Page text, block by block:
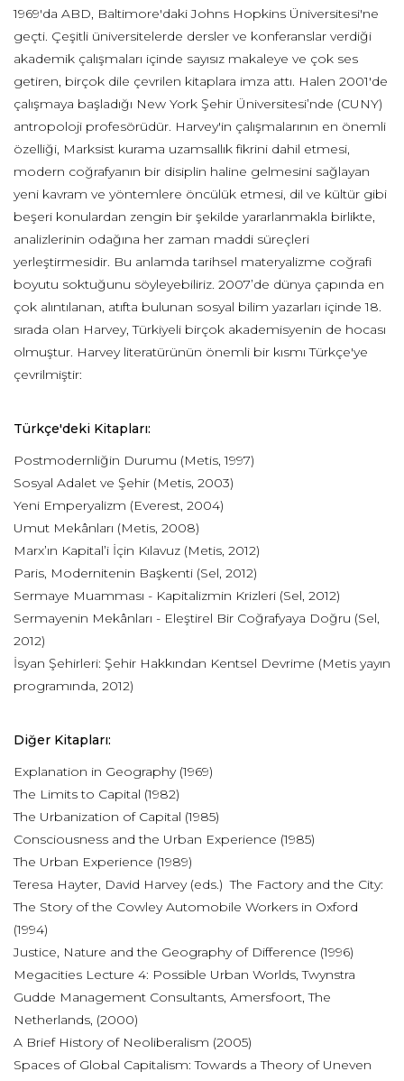
1969'da ABD, Baltimore'daki Johns Hopkins Üniversitesi'ne
geçti. Çeşitli üniversitelerde dersler ve konferanslar verdiği
akademik çalışmaları içinde sayısız makaleye ve çok ses
getiren, birçok dile çevrilen kitaplara imza attı. Halen 2001'de
çalışmaya başladığı New York Şehir Üniversitesi’nde (CUNY)
antropoloji profesörüdür. Harvey'in çalışmalarının en önemli
özelliği, Marksist kurama uzamsallık fikrini dahil etmesi,
modern coğrafyanın bir disiplin haline gelmesini sağlayan
yeni kavram ve yöntemlere öncülük etmesi, dil ve kültür gibi
beşeri konulardan zengin bir şekilde yararlanmakla birlikte,
analizlerinin odağına her zaman maddi süreçleri
yerleştirmesidir. Bu anlamda tarihsel materyalizme coğrafi
boyutu soktuğunu söyleyebiliriz. 2007’de dünya çapında en
çok alıntılanan, atıfta bulunan sosyal bilim yazarları içinde 18.
sırada olan Harvey, Türkiyeli birçok akademisyenin de hocası
olmuştur. Harvey literatürünün önemli bir kısmı Türkçe'ye
çevrilmiştir:
Türkçe'deki Kitapları:
Postmodernliğin Durumu (Metis, 1997)
Sosyal Adalet ve Şehir (Metis, 2003)
Yeni Emperyalizm (Everest, 2004)
Umut Mekânları (Metis, 2008)
Marx’ın Kapital’i İçin Kılavuz (Metis, 2012)
Paris, Modernitenin Başkenti (Sel, 2012)
Sermaye Muamması - Kapitalizmin Krizleri (Sel, 2012)
Sermayenin Mekânları - Eleştirel Bir Coğrafyaya Doğru (Sel,
2012)
İsyan Şehirleri: Şehir Hakkından Kentsel Devrime (Metis yayın
programında, 2012)
Diğer Kitapları:
Explanation in Geography (1969)
The Limits to Capital (1982)
The Urbanization of Capital (1985)
Consciousness and the Urban Experience (1985)
The Urban Experience (1989)
Teresa Hayter, David Harvey (eds.) The Factory and the City:
The Story of the Cowley Automobile Workers in Oxford
(1994)
Justice, Nature and the Geography of Difference (1996)
Megacities Lecture 4: Possible Urban Worlds, Twynstra
Gudde Management Consultants, Amersfoort, The
Netherlands, (2000)
A Brief History of Neoliberalism (2005)
Spaces of Global Capitalism: Towards a Theory of Uneven